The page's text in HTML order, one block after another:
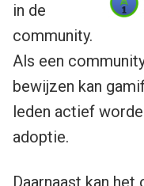
in de
community.
Als een
bewijzen kan
leden actief
adoptie.
Daarnaast kan